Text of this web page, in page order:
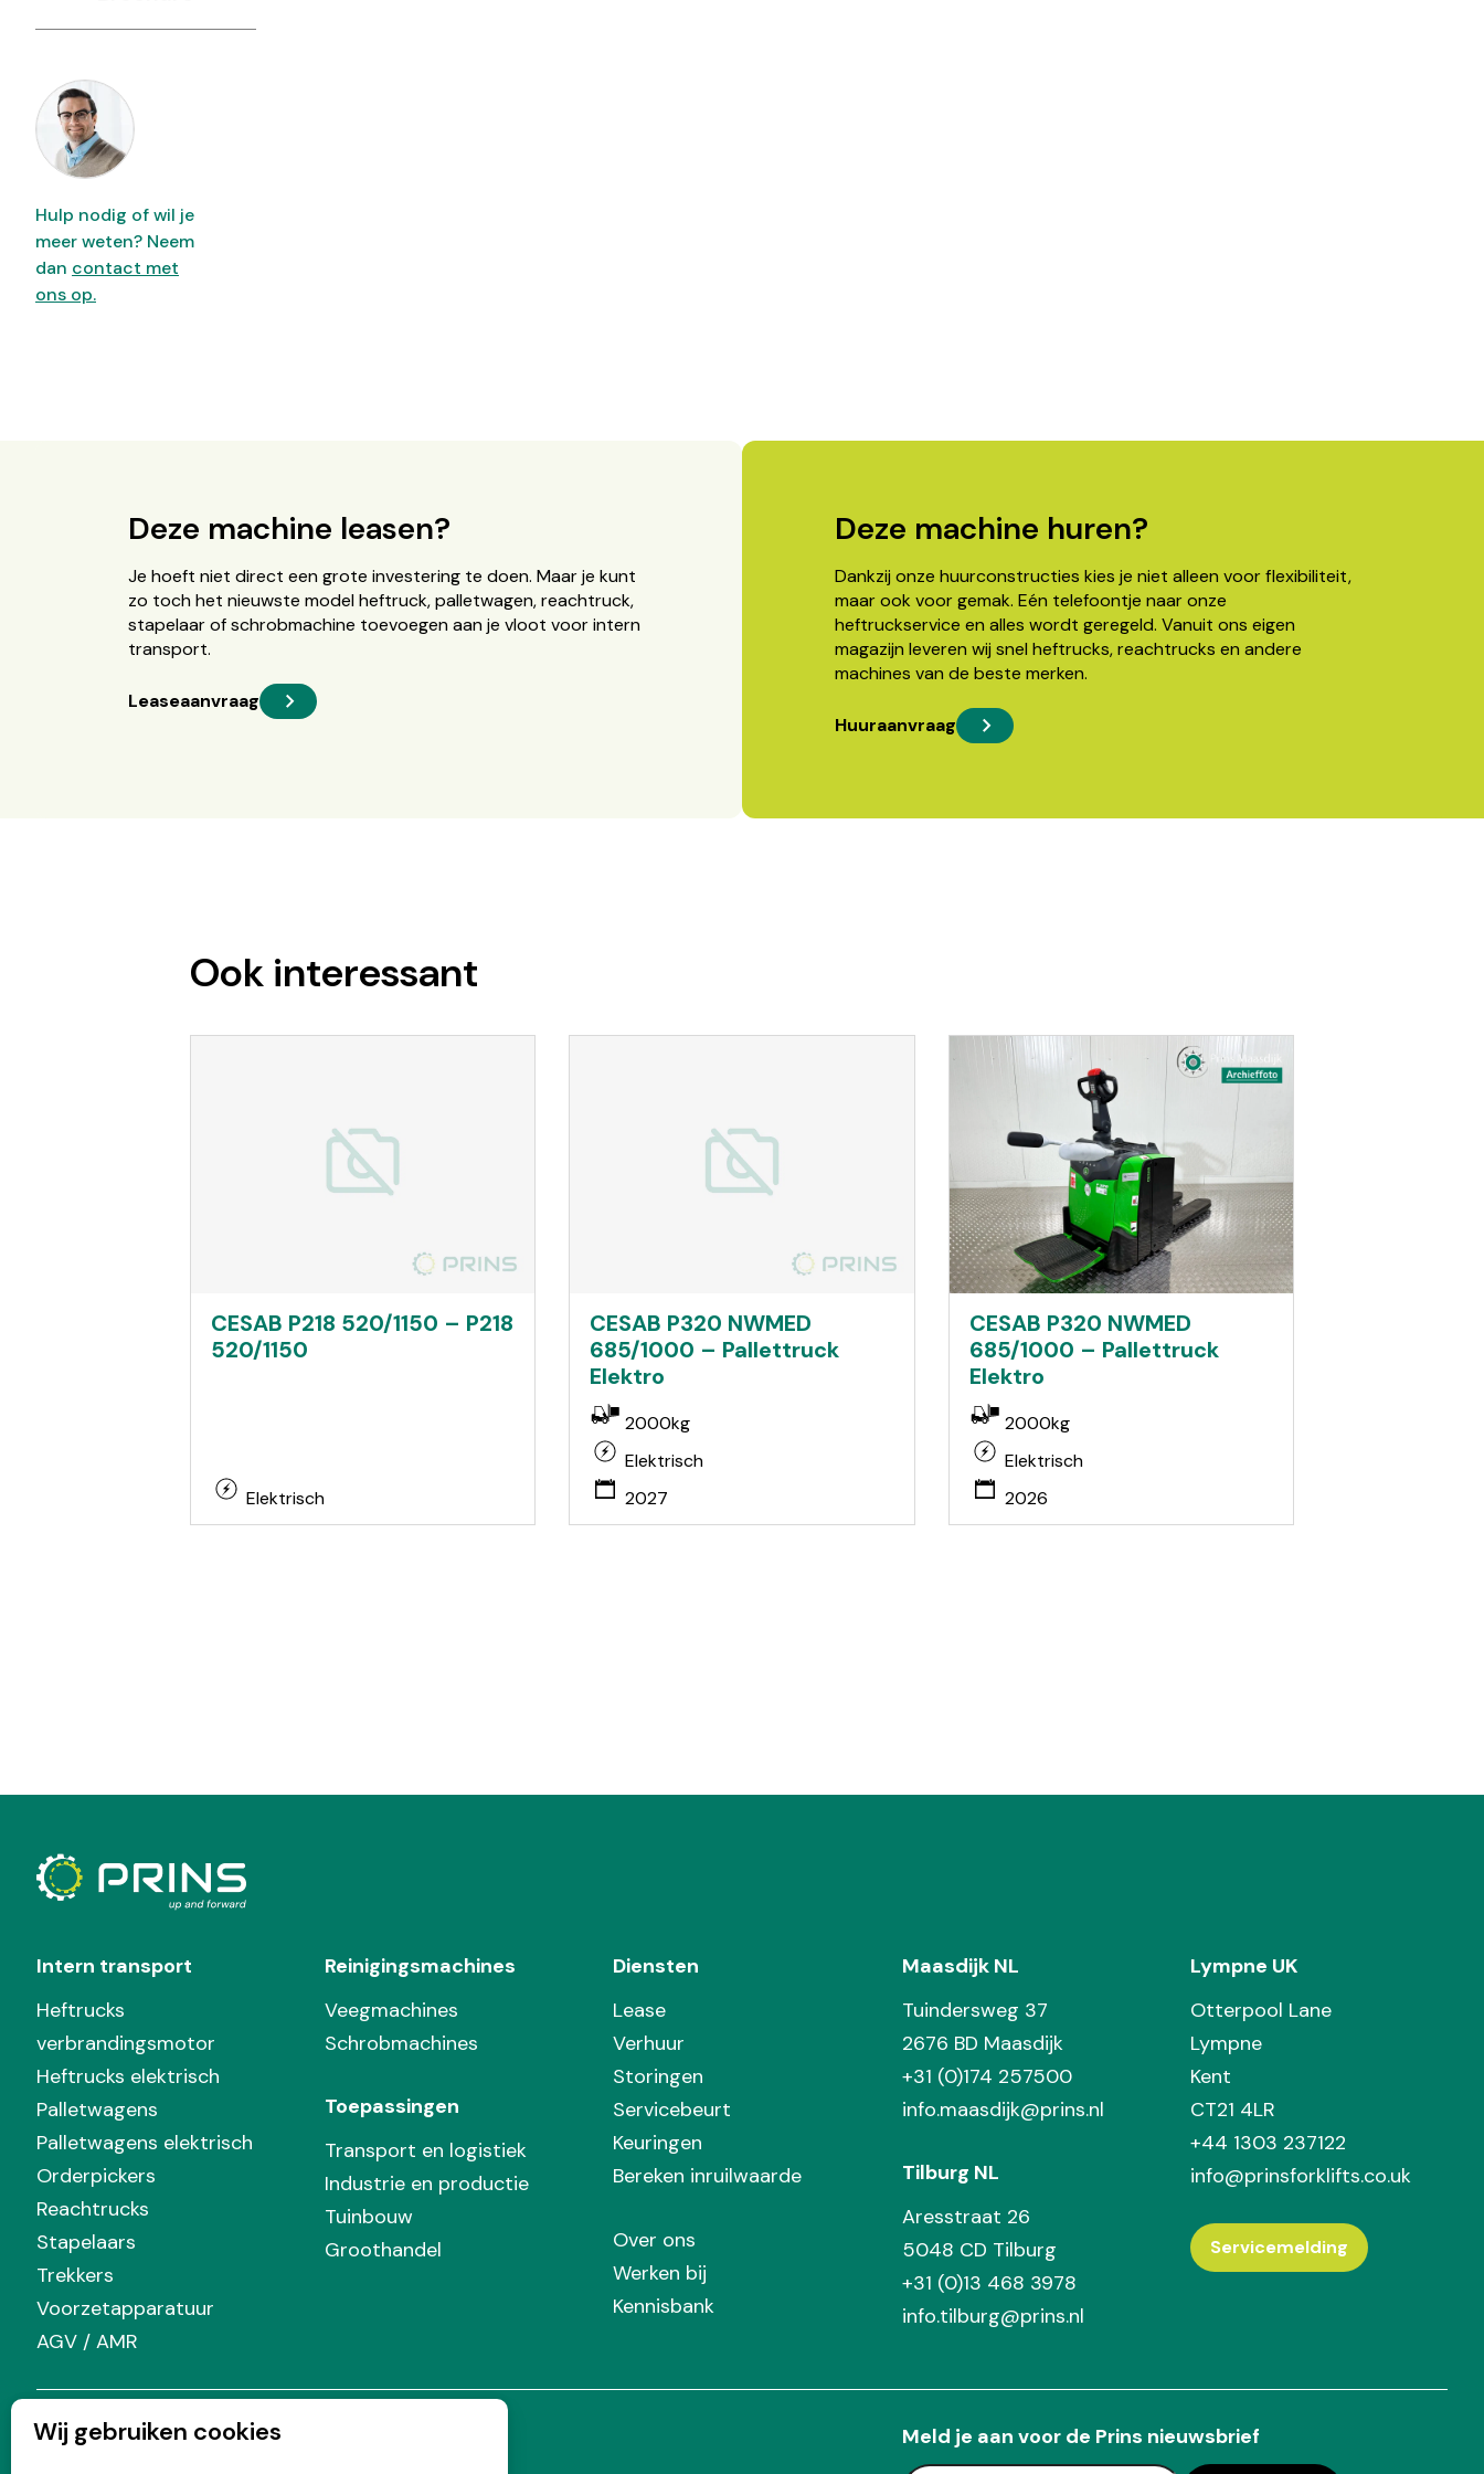
Wij gebruiken cookies
Hulp nodig of wil je
meer weten? Neem
dan contact met
ons op.
Deze machine leasen?
Je hoeft niet direct een grote investering te doen. Maar je kunt
zo toch het nieuwste model heftruck, palletwagen, reachtruck,
stapelaar of schrobmachine toevoegen aan je vloot voor intern
transport.
Leaseaanvraag
Deze machine huren?
Dankzij onze huurconstructies kies je niet alleen voor flexibiliteit,
maar ook voor gemak. Eén telefoontje naar onze
heftruckservice en alles wordt geregeld. Vanuit ons eigen
magazijn leveren wij snel heftrucks, reachtrucks en andere
machines van de beste merken.
Huuraanvraag
Ook interessant
CESAB P218 520/1150 – P218
520/1150
Elektrisch
CESAB P320 NWMED
685/1000 – Pallettruck
Elektro
2000kg
Elektrisch
2027
CESAB P320 NWMED
685/1000 – Pallettruck
Elektro
2000kg
Elektrisch
2026
Intern transport
Heftrucks
verbrandingsmotor
Heftrucks elektrisch
Palletwagens
Palletwagens elektrisch
Orderpickers
Reachtrucks
Stapelaars
Trekkers
Voorzetapparatuur
AGV / AMR
Reinigingsmachines
Veegmachines
Schrobmachines
Toepassingen
Transport en logistiek
Industrie en productie
Tuinbouw
Groothandel
Diensten
Lease
Verhuur
Storingen
Servicebeurt
Keuringen
Bereken inruilwaarde
Over ons
Werken bij
Kennisbank
Maasdijk NL
Tuindersweg 37
2676 BD Maasdijk
+31 (0)174 257500
info.maasdijk@prins.nl
Tilburg NL
Aresstraat 26
5048 CD Tilburg
+31 (0)13 468 3978
info.tilburg@prins.nl
Lympne UK
Otterpool Lane
Lympne
Kent
CT21 4LR
+44 1303 237122
info@prinsforklifts.co.uk
Servicemelding
Meld je aan voor de Prins nieuwsbrief